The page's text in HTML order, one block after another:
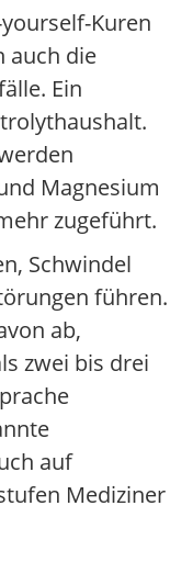
Kuren
auch die
Ein
Magnesium
zugeführt.
Schwindel
führen.
ab,
zwei bis drei
auf
Mediziner